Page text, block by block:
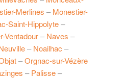
Merlines –Monestier-
Saint-Hippolyte–
Ventadour–Naves –
–Noailhac –
–Orgnac-sur-Vézère
–Palisse–